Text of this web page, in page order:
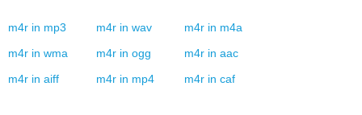
m4r in mp3 m4r in wav m4r in m4a
m4r in wma m4r in ogg m4r in aac
m4r in aiff m4r in mp4 m4r in caf